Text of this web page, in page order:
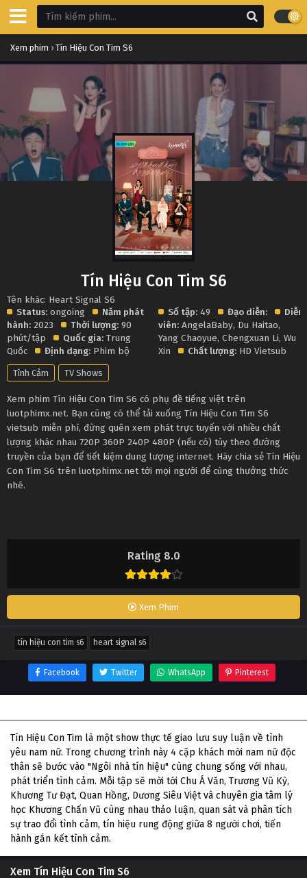
Xem phim › Tín Hiệu Con Tim S6
Rating 8.0
Xem Phim
Tín Hiệu Con Tim S6
Tên khác: Heart Signal S6
Status: ongoing
Năm phát
hành: 2023 Thời lượng: 90
phút/tập
Quốc gia: Trung
Quốc
Định dạng: Phim bộ
Số tập: 49 Đạo diễn:
Diễn
viên: AngelaBaby, Du Haitao,
Yang Chaoyue,Chengxuan Li,Wu
Xin
Chất lượng: HD Vietsub
Tình Cảm TV Shows
Xem phim Tín Hiệu Con Tim S6 có phụ đề tiếng việt trên
luotphimx.net. Bạn cũng có thể tải xuống Tín Hiệu Con Tim S6
vietsub miễn phí, đừng quên xem phát trực tuyến với nhiều chất
lượng khác nhau 720P 360P 240P 480P (nếu có) tùy theo đường
truyền của bạn để tiết kiệm dung lượng internet. Hãy chia sẻ Tín Hiệu
Con Tim S6 trên luotphimx.net tới mọi người để cùng thưởng thức
nhé.
tín hiệu con tim s6 heart signal s6
Facebook Twitter WhatsApp Pinterest
Tín Hiệu Con Tim là một show thực tế giao lưu suy luận về tình
yêu nam nữ. Trong chương trình này 4 cặp khách mời nam nữ độc
thân sẽ bước vào "Ngôi nhà tín hiệu" cùng chung sống với nhau,
phát triển tình cảm. Mỗi tập sẽ mời tới Chu Á Văn, Trương Vũ Kỳ,
Khương Tư Đạt, Quan Hồng, Dương Siêu Việt và chuyên gia tâm lý
học Khương Chấn Vũ cùng nhau thảo luận, quan sát và phân tích
sự trao đổi tình cảm, tín hiệu rung động giữa 8 người chơi, tiến
hành gắn kết tình cảm.
Xem Tín Hiệu Con Tim S6